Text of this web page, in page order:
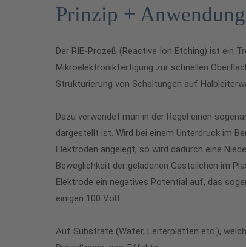
Prinzip +
Der RIE-Prozeß (Reactive Ion Etching) ist ein
Mikroelektronikfertigung zur schnellen
Strukturierung von Schaltungen auf
Dazu verwendet man in der Regel einen
dargestellt ist. Wird bei einem Unterdruck im
Elektroden angelegt, so wird dadurch eine
Beweglichkeit der geladenen Gasteilchen im
Elektrode ein negatives Potential auf, das
einigen 100 Volt.
Auf Substrate (Wafer, Leiterplatten etc.),